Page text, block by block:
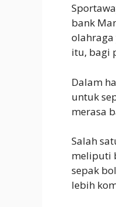
bank
olahraga
itu, bagi
Dalam
untuk
merasa
Salah
meliputi
sepak
lebih